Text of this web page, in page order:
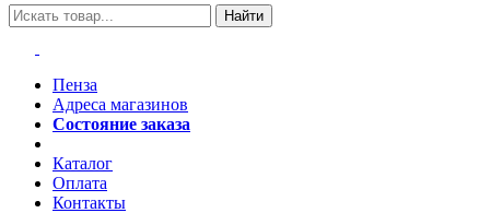
Найти
Пенза
Адреса магазинов
Состояние заказа
Каталог
Оплата
Контакты